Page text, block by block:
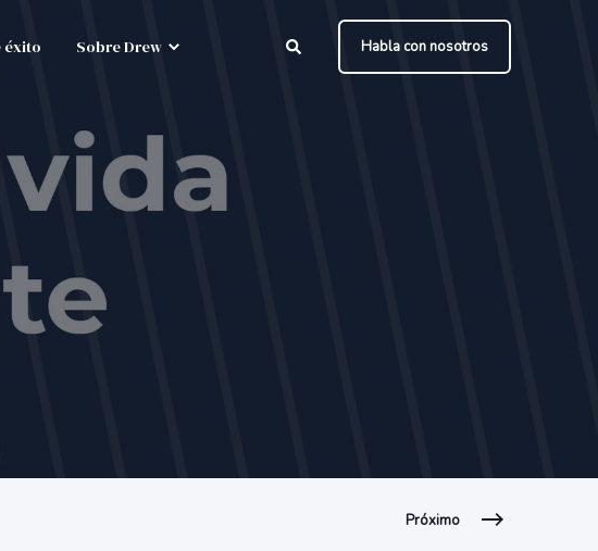
éxito Sobre Drew Habla con nosotros
Próximo